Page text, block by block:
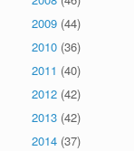
2009 (44)
2010 (36)
2011 (40)
2012 (42)
2013 (42)
2014 (37)